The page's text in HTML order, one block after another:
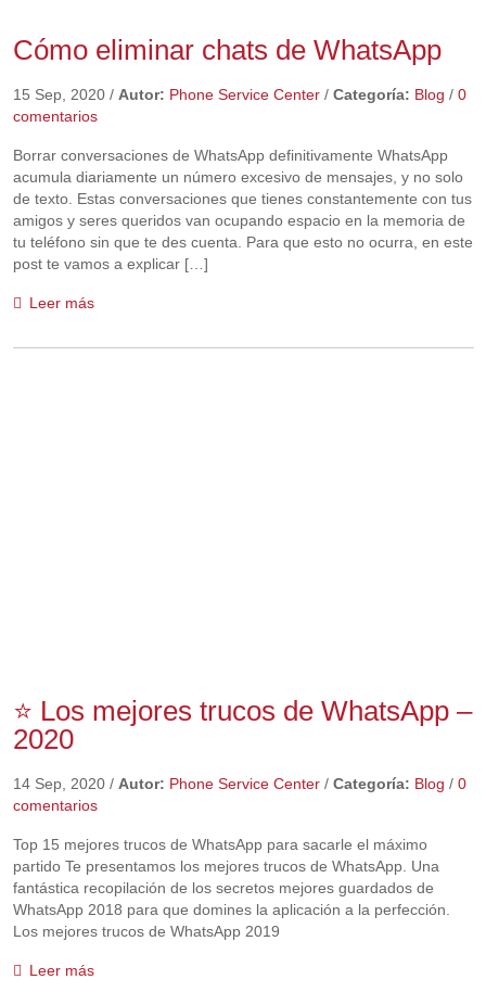
Cómo eliminar chats de WhatsApp
15 Sep, 2020/ Autor: Phone Service Center/ Categoría: Blog / 0
comentarios
Borrar conversaciones de WhatsApp definitivamente WhatsApp
acumula diariamente un número excesivo de mensajes, y no solo
de texto. Estas conversaciones que tienes constantemente con tus
amigos y seres queridos van ocupando espacio en la memoria de
tu teléfono sin que te des cuenta. Para que esto no ocurra, en este
post te vamos a explicar […]
Leer más
⭐ Los mejores trucos de WhatsApp –
2020
14 Sep, 2020/ Autor: Phone Service Center/ Categoría: Blog / 0
comentarios
Top 15 mejores trucos de WhatsApp para sacarle el máximo
partido Te presentamos los mejores trucos de WhatsApp. Una
fantástica recopilación de los secretos mejores guardados de
WhatsApp 2018 para que domines la aplicación a la perfección.
Los mejores trucos de WhatsApp 2019
Leer más